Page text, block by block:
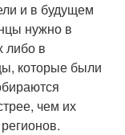
и в будущем
нужно в
либо в
которые были
чем их